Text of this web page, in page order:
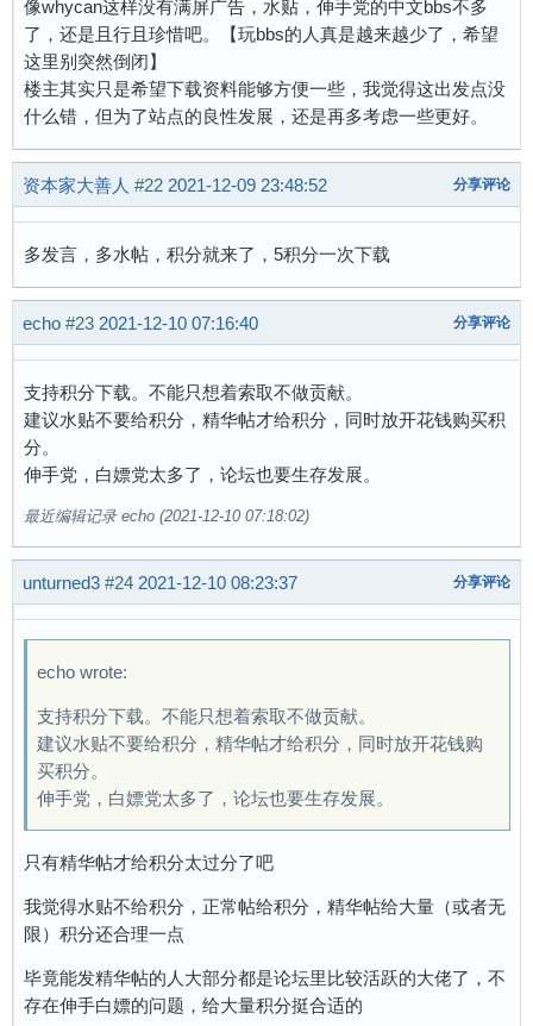
像whycan这样没有满屏广告，水贴，伸手党的中文bbs不多
了，还是且行且珍惜吧。【玩bbs的人真是越来越少了，希望
这里别突然倒闭】
楼主其实只是希望下载资料能够方便一些，我觉得这出发点没
什么错，但为了站点的良性发展，还是再多考虑一些更好。
资本家大善人 #22 2021-12-09 23:48:52 分享评论
多发言，多水帖，积分就来了，5积分一次下载
echo #23 2021-12-10 07:16:40 分享评论
支持积分下载。不能只想着索取不做贡献。
建议水贴不要给积分，精华帖才给积分，同时放开花钱购买积
分。
伸手党，白嫖党太多了，论坛也要生存发展。
最近编辑记录 echo (2021-12-10 07:18:02)
unturned3 #24 2021-12-10 08:23:37 分享评论
echo wrote:
支持积分下载。不能只想着索取不做贡献。
建议水贴不要给积分，精华帖才给积分，同时放开花钱购
买积分。
伸手党，白嫖党太多了，论坛也要生存发展。
只有精华帖才给积分太过分了吧
我觉得水贴不给积分，正常帖给积分，精华帖给大量（或者无
限）积分还合理一点
毕竟能发精华帖的人大部分都是论坛里比较活跃的大佬了，不
存在伸手白嫖的问题，给大量积分挺合适的